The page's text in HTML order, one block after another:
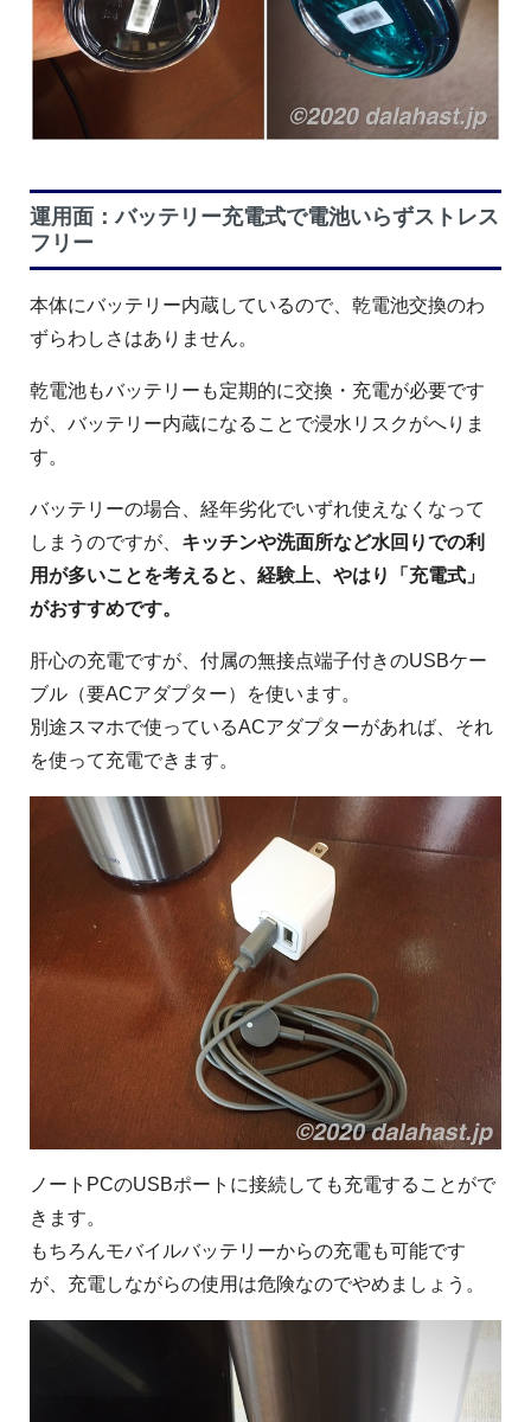
運用面：バッテリー充電式で電池いらずストレス
フリー
本体にバッテリー内蔵しているので、乾電池交換のわ
ずらわしさはありません。
乾電池もバッテリーも定期的に交換・充電が必要です
が、バッテリー内蔵になることで浸水リスクがへりま
す。
バッテリーの場合、経年劣化でいずれ使えなくなって
しまうのですが、 キッチンや洗面所など水回りでの利
用が多いことを考えると、経験上、やはり「充電式」
がおすすめです。
肝心の充電ですが、付属の無接点端子付きのUSBケー
ブル（要ACアダプター）を使います。
別途スマホで使っているACアダプターがあれば、それ
を使って充電できます。
ノートPCのUSBポートに接続しても充電することがで
きます。
もちろんモバイルバッテリーからの充電も可能です
が、充電しながらの使用は危険なのでやめましょう。